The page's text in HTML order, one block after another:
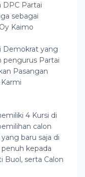
DPC Partai
sebagai
Kaimo
Demokrat yang
pengurus Partai
Pasangan
4 Kursi di
calon
baru saja di
kepada
Buol, serta Calon